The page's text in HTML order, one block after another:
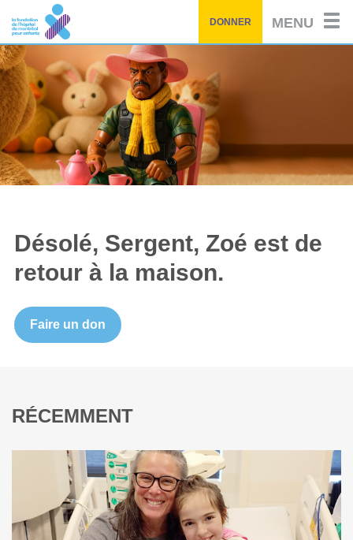
contenu
principal
DONNER MENU
Désolé, Sergent, Zoé est de
retour à la maison.
Faire un don
RÉCEMMENT